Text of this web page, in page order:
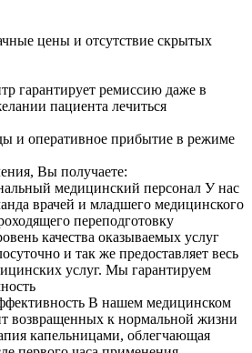
цены и отсутствие скрытых
гарантирует ремиссию даже в
пациента лечиться
и оперативное прибытие в режиме
Вы получаете:
медицинский персонал У нас
врачей и младшего медицинского
переподготовку
качества оказываемых услуг
и так же предоставляет весь
услуг. Мы гарантируем
В нашем медицинском
возвращенных к нормальной жизни
капельницами, облегчающая